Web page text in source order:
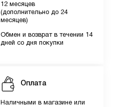
12 месяцев
(дополнительно до 24
месяцев)
Обмен и возврат в течении 14
дней со дня покупки
Оплата
Наличными в магазине или